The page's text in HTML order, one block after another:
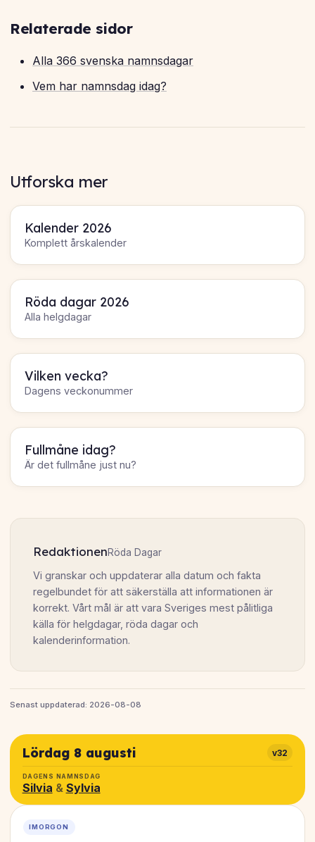
Relaterade sidor
Alla 366 svenska namnsdagar
Vem har namnsdag idag?
Utforska mer
Kalender 2026
Komplett årskalender
Röda dagar 2026
Alla helgdagar
Vilken vecka?
Dagens veckonummer
Fullmåne idag?
Är det fullmåne just nu?
RedaktionenRöda Dagar
Vi granskar och uppdaterar alla datum och fakta
regelbundet för att säkerställa att informationen är
korrekt. Vårt mål är att vara Sveriges mest pålitliga
källa för helgdagar, röda dagar och
kalenderinformation.
Senast uppdaterad: 2026-08-08
Lördag 8 augusti v32
DAGENS NAMNSDAG
Silvia & Sylvia
IMORGON